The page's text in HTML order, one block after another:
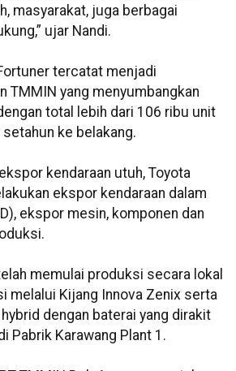
masyarakat, juga berbagai
ujar Nandi.
tercatat menjadi
TMMIN yang menyumbangkan
total lebih dari 106 ribu unit
ke belakang.
kendaraan utuh, Toyota
ekspor kendaraan dalam
ekspor mesin, komponen dan
memulai produksi secara lokal
melalui Kijang Innova Zenix serta
dengan baterai yang dirakit
Pabrik Karawang Plant 1.